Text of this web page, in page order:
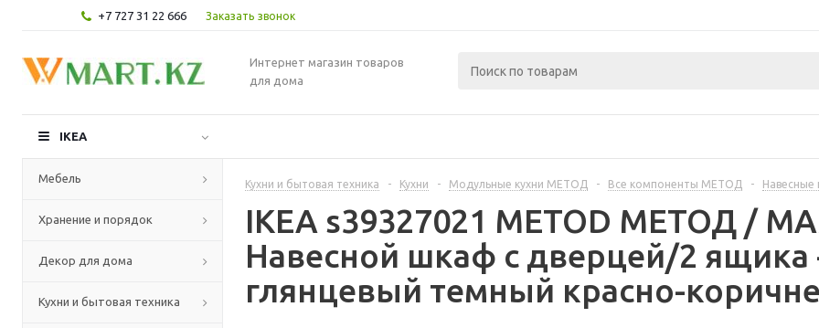
+7 727 31 22 666 Заказать звонок
Интернет магазин товаров
для дома
IKEA
Мебель
Хранение и порядок
Декор для дома
Кухни и бытовая техника
Кухни и бытовая техника - Кухни - Модульные кухни МЕТОД - Все компоненты МЕТОД -
IKEA s39327021 METOD МЕТОД /
Навесной шкаф с дверцей/2
глянцевый темный красно-